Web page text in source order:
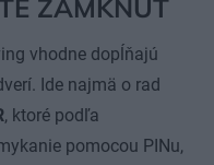
ZAMKNÚŤ
vhodne dopĺňajú
Ide najmä o rad
, ktoré podľa
pomocou PINu,